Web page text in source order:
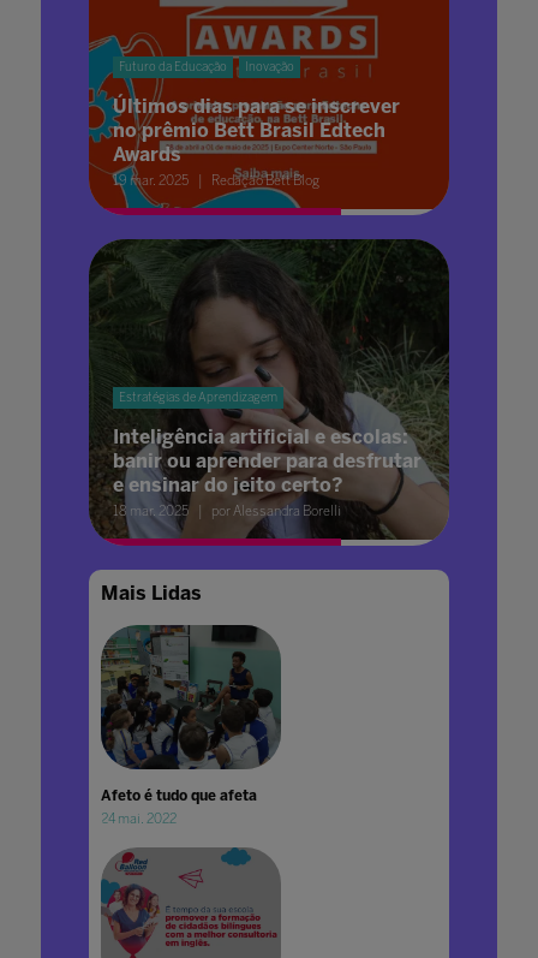
Futuro da Educação Inovação
Últimos dias para se inscrever
no prêmio Bett Brasil Edtech
Awards
19 mar. 2025 Redação Bett Blog
Estratégias de Aprendizagem
Inteligência artificial e escolas:
banir ou aprender para desfrutar
e ensinar do jeito certo?
18 mar. 2025 por Alessandra Borelli
Mais Lidas
Afeto é tudo que afeta
24 mai. 2022